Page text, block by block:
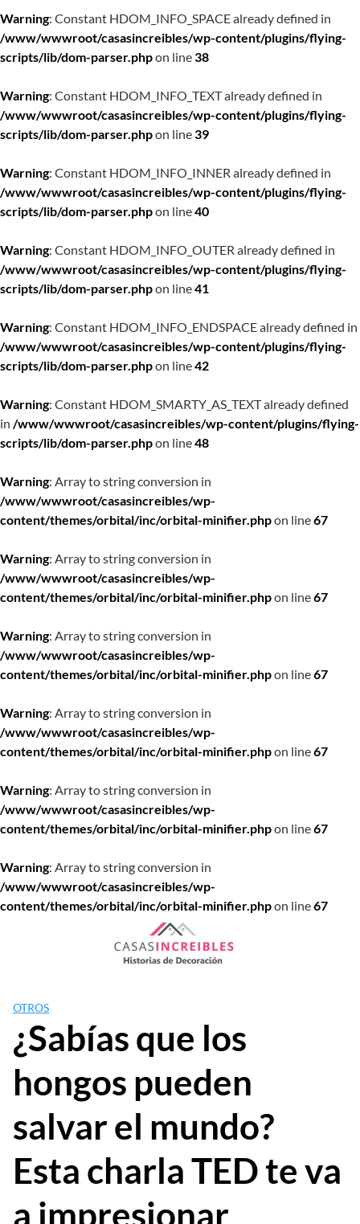
Warning: Constant HDOM_INFO_SPACE already defined in
/www/wwwroot/casasincreibles/wp-content/plugins/flying-
scripts/lib/dom-parser.phpon line38
Warning: Constant HDOM_INFO_TEXT already defined in
/www/wwwroot/casasincreibles/wp-content/plugins/flying-
scripts/lib/dom-parser.phpon line39
Warning: Constant HDOM_INFO_INNER already defined in
/www/wwwroot/casasincreibles/wp-content/plugins/flying-
scripts/lib/dom-parser.phpon line40
Warning: Constant HDOM_INFO_OUTER already defined in
/www/wwwroot/casasincreibles/wp-content/plugins/flying-
scripts/lib/dom-parser.phpon line41
Warning: Constant HDOM_INFO_ENDSPACE already defined in
/www/wwwroot/casasincreibles/wp-content/plugins/flying-
scripts/lib/dom-parser.phpon line42
Warning: Constant HDOM_SMARTY_AS_TEXT already defined
in /www/wwwroot/casasincreibles/wp-content/plugins/flying-
scripts/lib/dom-parser.phpon line48
Warning: Array to string conversion in
/www/wwwroot/casasincreibles/wp-
content/themes/orbital/inc/orbital-minifier.phpon line67
Warning: Array to string conversion in
/www/wwwroot/casasincreibles/wp-
content/themes/orbital/inc/orbital-minifier.phpon line67
Warning: Array to string conversion in
/www/wwwroot/casasincreibles/wp-
content/themes/orbital/inc/orbital-minifier.phpon line67
Warning: Array to string conversion in
/www/wwwroot/casasincreibles/wp-
content/themes/orbital/inc/orbital-minifier.phpon line67
Warning: Array to string conversion in
/www/wwwroot/casasincreibles/wp-
content/themes/orbital/inc/orbital-minifier.phpon line67
Warning: Array to string conversion in
/www/wwwroot/casasincreibles/wp-
content/themes/orbital/inc/orbital-minifier.phpon line67
OTROS
¿Sabías que los
hongos pueden
salvar el mundo?
Esta charla TED te va
a impresionar